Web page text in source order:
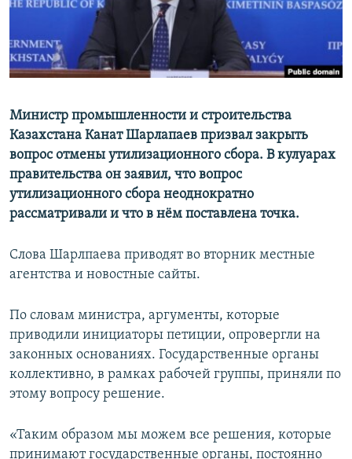
Министр промышленности и строительства
Казахстана Канат Шарлапаев призвал закрыть
вопрос отмены утилизационного сбора. В кулуарах
правительства он заявил, что вопрос
утилизационного сбора неоднократно
рассматривали и что в нём поставлена точка.
Слова Шарлпаева приводят во вторник местные
агентства и новостные сайты.
По словам министра, аргументы, которые
приводили инициаторы петиции, опровергли на
законных основаниях. Государственные органы
коллективно, в рамках рабочей группы, приняли по
этому вопросу решение.
«Таким образом мы можем все решения, которые
принимают государственные органы, постоянно